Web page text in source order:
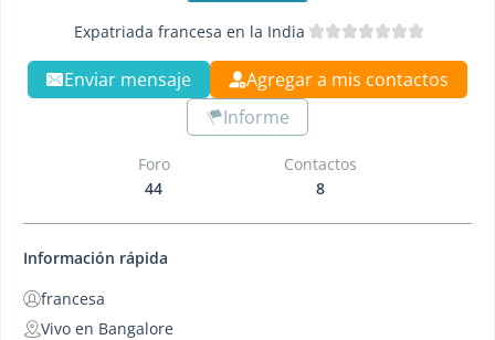
Expatriada francesa en la India
Enviar mensaje
Agregar a mis contactos
Informe
Foro
44
Contactos
8
Información rápida
francesa
Vivo en Bangalore